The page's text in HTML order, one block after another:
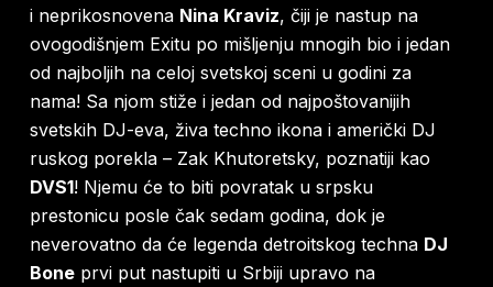
i neprikosnovena Nina Kraviz, čiji je nastup na
ovogodišnjem Exitu po mišljenju mnogih bio i jedan
od najboljih na celoj svetskoj sceni u godini za
nama! Sa njom stiže i jedan od najpoštovanijih
svetskih DJ-eva, živa techno ikona i američki DJ
ruskog porekla – Zak Khutoretsky, poznatiji kao
DVS1! Njemu će to biti povratak u srpsku
prestonicu posle čak sedam godina, dok je
neverovatno da će legenda detroitskog techna DJ
Boneprvi put nastupiti u Srbiji upravo na